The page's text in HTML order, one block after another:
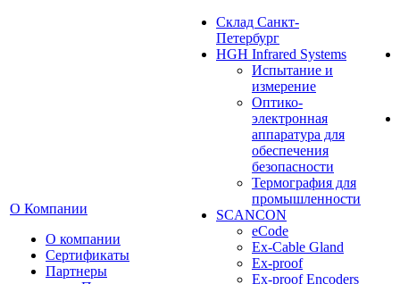
О Компании
О компании
Сертификаты
Партнеры
Cклад Санкт-
Петербург
HGH Infrared Systems
Испытание и
измерение
Оптико-
электронная
аппаратура для
обеспечения
безопасности
Термография для
промышленности
SCANCON
eCode
Ex-Cable Gland
Ex-proof
Ex-proof Encoders